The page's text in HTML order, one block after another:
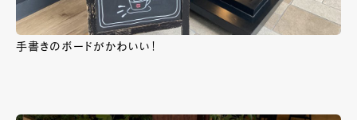
手書きのボードがかわいい！